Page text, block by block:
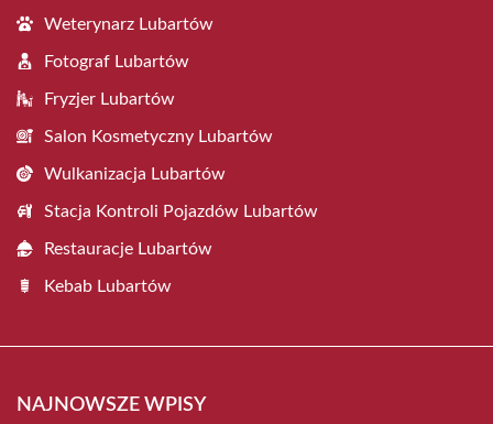
Weterynarz Lubartów
Fotograf Lubartów
Fryzjer Lubartów
Salon Kosmetyczny Lubartów
Wulkanizacja Lubartów
Stacja Kontroli Pojazdów Lubartów
Restauracje Lubartów
Kebab Lubartów
NAJNOWSZE WPISY